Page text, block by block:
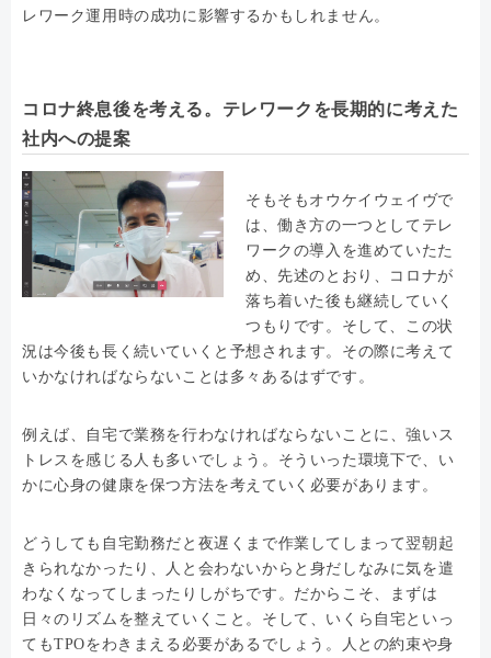
レワーク運用時の成功に影響するかもしれません。
コロナ終息後を考える。テレワークを長期的に考えた
社内への提案
そもそもオウケイウェイヴで
は、働き方の一つとしてテレ
ワークの導入を進めていたた
め、先述のとおり、コロナが
落ち着いた後も継続していく
つもりです。そして、この状
況は今後も長く続いていくと予想されます。その際に考えて
いかなければならないことは多々あるはずです。
例えば、自宅で業務を行わなければならないことに、強いス
トレスを感じる人も多いでしょう。そういった環境下で、い
かに心身の健康を保つ方法を考えていく必要があります。
どうしても自宅勤務だと夜遅くまで作業してしまって翌朝起
きられなかったり、人と会わないからと身だしなみに気を遣
わなくなってしまったりしがちです。だからこそ、まずは
日々のリズムを整えていくこと。そして、いくら自宅といっ
てもTPOをわきまえる必要があるでしょう。人との約束や身